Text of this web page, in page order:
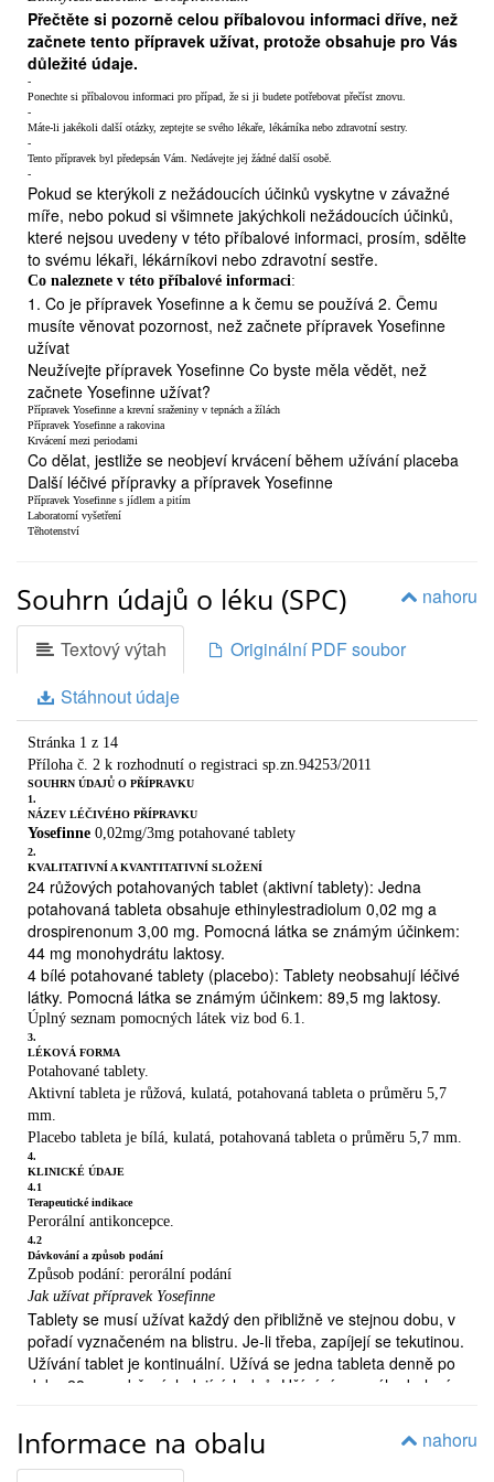
Přečtěte si pozorně celou příbalovou informaci dříve, než
začnete tento přípravek užívat, protože obsahuje pro Vás
důležité údaje.
-
Ponechte si příbalovou informaci pro případ, že si ji budete potřebovat přečíst znovu.
-
Máte-li jakékoli další otázky, zeptejte se svého lékaře, lékárníka nebo zdravotní sestry.
-
Tento přípravek byl předepsán Vám. Nedávejte jej žádné další osobě.
-
Pokud se kterýkoli z nežádoucích účinků vyskytne v závažné
míře, nebo pokud si všimnete jakýchkoli nežádoucích účinků,
které nejsou uvedeny v této příbalové informaci, prosím, sdělte
to svému lékaři, lékárníkovi nebo zdravotní sestře.
Co naleznete v této příbalové informaci:
1. Co je přípravek Yosefinne a k čemu se používá 2. Čemu
musíte věnovat pozornost, než začnete přípravek Yosefinne
užívat
Neužívejte přípravek Yosefinne Co byste měla vědět, než
začnete Yosefinne užívat?
Přípravek Yosefinne a krevní sraženiny v tepnách a žílách
Přípravek Yosefinne a rakovina
Krvácení mezi periodami
Co dělat, jestliže se neobjeví krvácení během užívání placeba
Další léčivé přípravky a přípravek Yosefinne
Přípravek Yosefinne s jídlem a pitím
Laboratorní vyšetření
Těhotenství
Jak se přípravek Yosefinne užívá
Příprava balení
Kdy můžete začít užívat první balení?
Jestliže jste užila více tablet přípravku Yosefinne, než jste měla
Jestliže jste zapomněla přípravek Yosefinne užít
Co dělat v případě zvracení nebo těžšího průjmu
Oddálení krvácení: co potřebujete vědět
Změna dne, ve kterém začíná krvácení: co potřebujete vědět
Pokud chcete užívání přípravku Yosefinne ukončit
Možné nežádoucí účinky
Jak přípravek Yosefinne uchovávat Obsah balení a další
informace
1.
CO JE PŘÍPRAVEK YOSEFINNE A K ČEMU SE POUŽÍVÁ
Yosefinne jsou antikoncepční pilulky a jsou používány k
prevenci otěhotnění. Každá z 24 růžových tablet obsahuje
malé množství dvou různých ženských hormonů,
konkrétně drospirenon a ethinylestradiol.
Stránka 2 z 11
4 bílé tablety neobsahují žádnou léčivou látku a
nazývají se také placebo tablety Antikoncepční pilulky,
které obsahují dva hormony, se nazývají „kombinované“
pilulky.
2.
ČEMU MUSÍTE VĚNOVAT POZORNOST, NEŽ
ZAČNETE PŘÍPRAVEK
YOSEFINNE UŽÍVAT
Obecné poznámky
Dříve, než začnete užívat přípravek Yosefinne, Vám lékař položí
několik otázek týkajících se Vašeho zdravotního stavu a zdravotního
stavu Vašich nejbližších příbuzných. Lékař Vám také změří krevní
tlak a
může provést v závislosti na Vaší osobní situaci ještě
další vyšetření. V této příbalové informaci
je popsáno několik situací, kdy byste měla přestat užívat
přípravek Yosefinne, nebo kdy může být spolehlivost přípravku
Yosefinne snížena. V takových případech byste se měla
vyhnout pohlavnímu styku nebo byste měla použít ještě jinou,
neplodných dní nebo metodu měření teploty v pochvě. Tyto
metody mohou být nespolehlivé, protože přípravek Yosefinne
nahoru
Souhrn údajů o léku (SPC)
Textový výtah
Originální PDF soubor
Stáhnout údaje
Stránka 1 z 14
Příloha č. 2 k rozhodnutí o registraci sp.zn.94253/2011
SOUHRN ÚDAJŮ O PŘÍPRAVKU
1.
NÁZEV LÉČIVÉHO PŘÍPRAVKU
Yosefinne 0,02mg/3mg potahované tablety
2.
KVALITATIVNÍ A KVANTITATIVNÍ SLOŽENÍ
24 růžových potahovaných tablet (aktivní tablety): Jedna
potahovaná tableta obsahuje ethinylestradiolum 0,02 mg a
drospirenonum 3,00 mg. Pomocná látka se známým účinkem:
44 mg monohydrátu laktosy.
4 bílé potahované tablety (placebo): Tablety neobsahují léčivé
látky. Pomocná látka se známým účinkem: 89,5 mg laktosy.
Úplný seznam pomocných látek viz bod 6.1.
3.
LÉKOVÁ FORMA
Potahované tablety.
Aktivní tableta je růžová, kulatá, potahovaná tableta o průměru 5,7
mm.
Placebo tableta je bílá, kulatá, potahovaná tableta o průměru 5,7 mm.
4.
KLINICKÉ ÚDAJE
4.1
Terapeutické indikace
Perorální antikoncepce.
4.2
Dávkování a způsob podání
Způsob podání: perorální podání
Jak užívat přípravek Yosefinne
Tablety se musí užívat každý den přibližně ve stejnou dobu, v
pořadí vyznačeném na blistru. Je-li třeba, zapíjejí se tekutinou.
Užívání tablet je kontinuální. Užívá se jedna tableta denně po
dobu 28 po sobě následujících dnů. Užívání z nového balení
balení. Krvácení z vysazení začíná obvykle 2. – 3. den užívání
placebo tablet (poslední řádek blistru) a
nemusí být
nahoru
Informace na obalu